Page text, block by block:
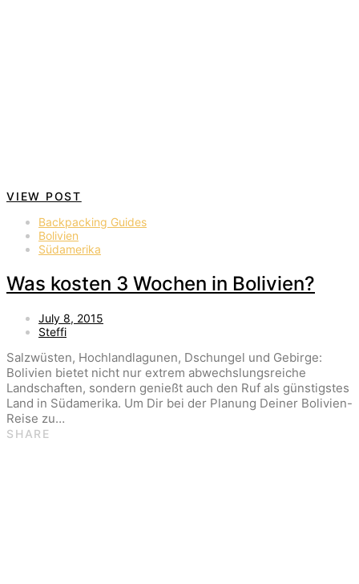
VIEW POST
Backpacking Guides
Bolivien
Südamerika
Was kosten 3 Wochen in Bolivien?
July 8, 2015
Steffi
Salzwüsten, Hochlandlagunen, Dschungel und Gebirge:
Bolivien bietet nicht nur extrem abwechslungsreiche
Landschaften, sondern genießt auch den Ruf als günstigstes
Land in Südamerika. Um Dir bei der Planung Deiner Bolivien-
Reise zu…
SHARE